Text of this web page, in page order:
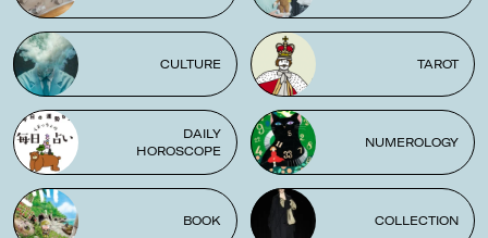
CULTURE TAROT
DAILY
HOROSCOPE
NUMEROLOGY
BOOK COLLECTION